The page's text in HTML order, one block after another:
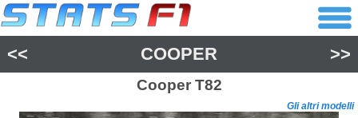
<< COOPER >>
CooperT82
Gli altri modelli